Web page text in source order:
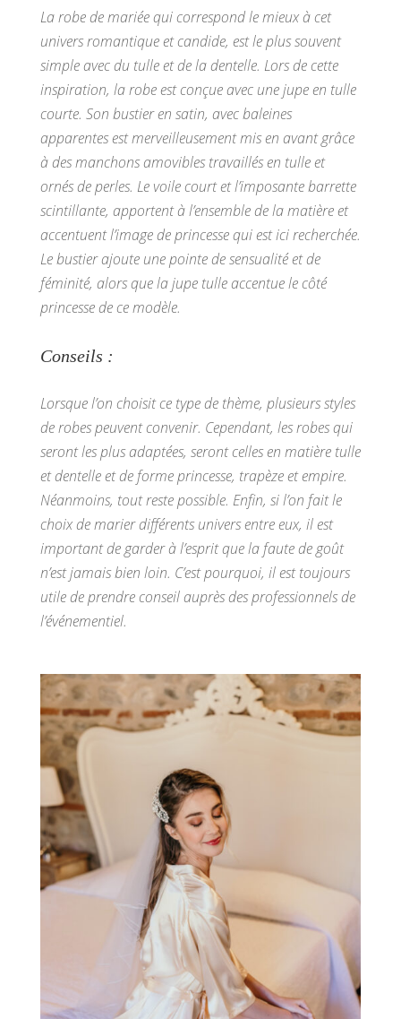
Larobe de mariée qui correspond le mieux à cet
univers romantique et candide, est le plus souvent
simple avec du tulle et de la dentelle. Lors de cette
inspiration, la robe est conçue avec une jupe en tulle
courte. Son bustier en satin, avec baleines
apparentes est merveilleusement mis en avant grâce
à des manchons amovibles travaillés en tulle et
ornés de perles. Le voile court et l’imposante barrette
scintillante, apportent à l’ensemble de la matière et
accentuent l’image de princesse qui est ici recherchée.
Le bustier ajoute une pointe de sensualité et de
féminité, alors que la jupe tulle accentue le côté
princesse de ce modèle.
Conseils :
Lorsque l’on choisit ce type de thème, plusieurs styles
de robes peuvent convenir. Cependant, les robes qui
seront les plus adaptées, seront celles en matière tulle
et dentelle et de forme princesse, trapèze et empire.
Néanmoins, tout reste possible. Enfin, si l’on fait le
choix de marier différents univers entre eux, il est
important de garder à l’esprit que la faute de goût
n’est jamais bien loin. C’est pourquoi, il est toujours
utile de prendre conseil auprès des professionnels de
l’événementiel.